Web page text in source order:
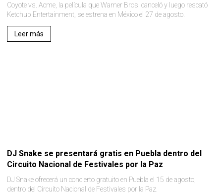
Coyote vs. Acme, la película que Warner Bros. canceló y luego rescató
Ketchup Entertainment, se estrena en México el 27 de agosto.
Leer más
DJ Snake se presentará gratis en Puebla dentro del
Circuito Nacional de Festivales por la Paz
DJ Snake ofrecerá un concierto gratuito en Puebla el 15 de agosto,
dentro del Circuito Nacional de Festivales por la Paz.